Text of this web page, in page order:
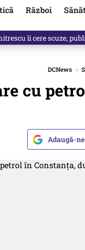
Război
treaba asta, s-a ales
DCNews ›
cu
Adaugă-